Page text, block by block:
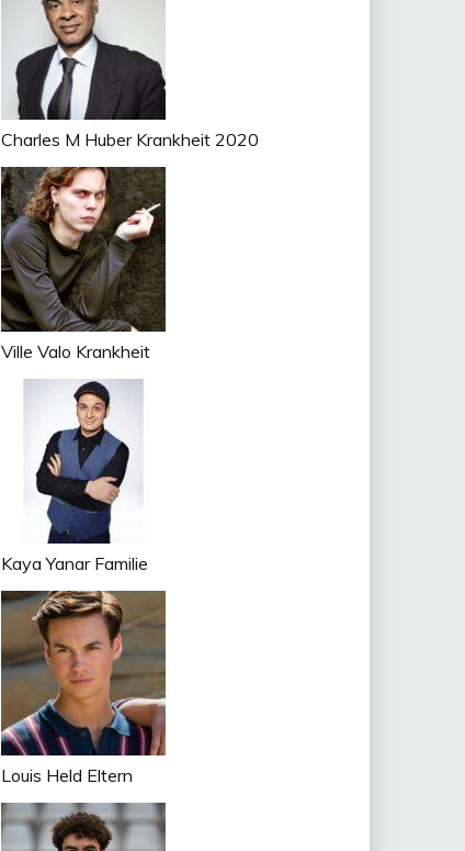
Charles M Huber Krankheit 2020
Ville Valo Krankheit
Kaya Yanar Familie
Louis Held Eltern